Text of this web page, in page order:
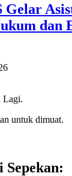
Gelar
dan
Lagi.
untuk dimuat.